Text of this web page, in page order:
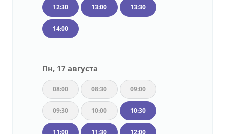
12:30 13:00 13:30
14:00
Пн, 17 августа
08:00 08:30 09:00
09:30 10:00 10:30